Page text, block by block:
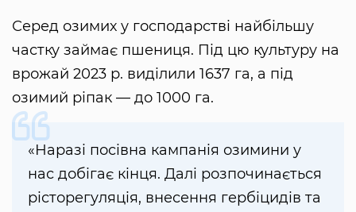
Серед озимих у господарстві найбільшу
частку займає пшениця. Під цю культуру на
врожай 2023 р. виділили 1637 га, а під
озимий ріпак — до 1000 га.
«Наразі посівна кампанія озимини у
нас добігає кінця. Далі розпочинається
рісторегуляція, внесення гербіцидів та